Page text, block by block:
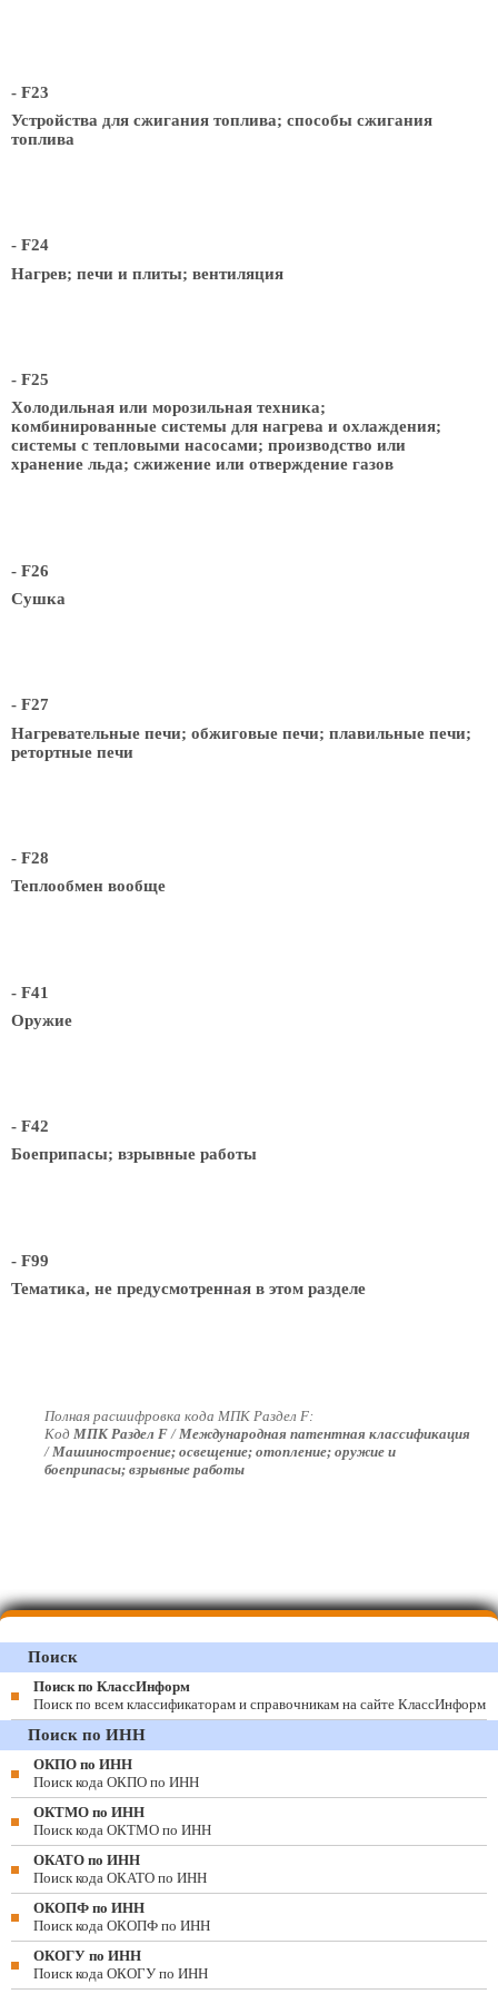
- F23
Устройства для сжигания топлива; способы сжигания
топлива
- F24
Нагрев; печи и плиты; вентиляция
- F25
Холодильная или морозильная техника;
комбинированные системы для нагрева и охлаждения;
системы с тепловыми насосами; производство или
хранение льда; сжижение или отверждение газов
- F26
Сушка
- F27
Нагревательные печи; обжиговые печи; плавильные печи;
ретортные печи
- F28
Теплообмен вообще
- F41
Оружие
- F42
Боеприпасы; взрывные работы
- F99
Тематика, не предусмотренная в этом разделе
Полная расшифровка кода МПК Раздел F:
Код МПК Раздел F/Международная патентная классификация
/Машиностроение; освещение; отопление; оружие и
боеприпасы; взрывные работы
Поиск
Поиск по КлассИнформ
Поиск по всем классификаторам и справочникам на сайте КлассИнформ
Поиск по ИНН
ОКПО по ИНН
Поиск кода ОКПО по ИНН
ОКТМО по ИНН
Поиск кода ОКТМО по ИНН
ОКАТО по ИНН
Поиск кода ОКАТО по ИНН
ОКОПФ по ИНН
Поиск кода ОКОПФ по ИНН
ОКОГУ по ИНН
Поиск кода ОКОГУ по ИНН